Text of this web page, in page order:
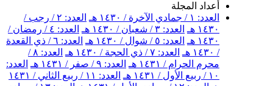
أعداد المجلة
العدد: ١ / جمادي الآخرة / ١٤٣٠ هـ
العدد: ٢ / رجب /
١٤٣٠ هـ
العدد: ٣ / شعبان / ١٤٣٠ هـ
العدد: ٤ / رمضان /
١٤٣٠ هـ
العدد: ٥ / شوال / ١٤٣٠ هـ
العدد: ٦ / ذي القعدة
/ ١٤٣٠ هـ
العدد: ٧ / ذي الحجة / ١٤٣٠ هـ
العدد: ٨ /
محرم الحرام / ١٤٣١ هـ
العدد: ٩ / صفر / ١٤٣١ هـ
العدد:
١٠ / ربيع الأول / ١٤٣١ هـ
العدد: ١١ / ربيع الثاني / ١٤٣١